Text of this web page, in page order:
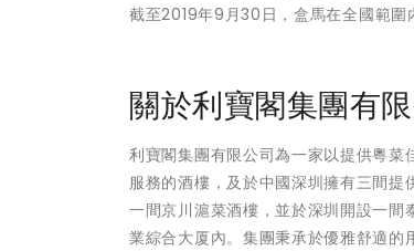
截至2019年9月30日，盒馬在全國範圍
關於利寶閣集團有
利寶閣集團有限公司為一家以提供粵
服務的酒樓，及於中國深圳擁有三間
一間京川滬菜酒樓，並於深圳開設一
業綜合大厦內。集團秉承於優雅舒適